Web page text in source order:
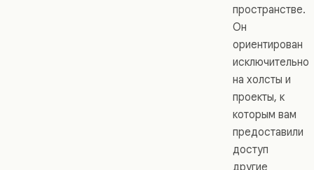
пространстве.
Он
ориентирован
исключительно
на холсты и
проекты, к
которым вам
предоставили
доступ
другие